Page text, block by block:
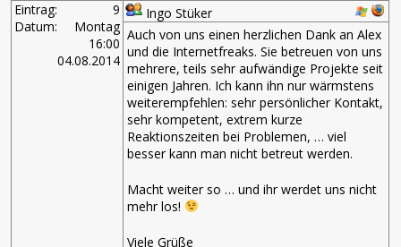
Eintrag:
9
Datum:
Montag
16:00
04.08.2014
Ingo Stüker
Auch von uns einen herzlichen Dank an Alex
und die Internetfreaks. Sie betreuen von uns
mehrere, teils sehr aufwändige Projekte seit
einigen Jahren. Ich kann ihn nur wärmstens
weiterempfehlen: sehr persönlicher Kontakt,
sehr kompetent, extrem kurze
Reaktionszeiten bei Problemen, … viel
besser kann man nicht betreut werden.
Macht weiter so … und ihr werdet uns nicht
mehr los!
Viele Grüße